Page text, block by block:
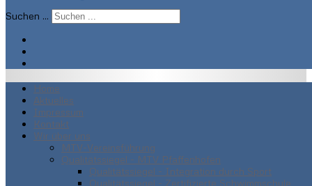
Suchen ...
Home
Aktuelles
Impressum
Kontakt
Wir über uns
MTV-Vereinsführung
Qualitätssiegel - MTV Pfaffenhofen
Qualitätssiegel - Integration durch Sport
Qualitätssiegel - Zertifizierte Schwimmschule